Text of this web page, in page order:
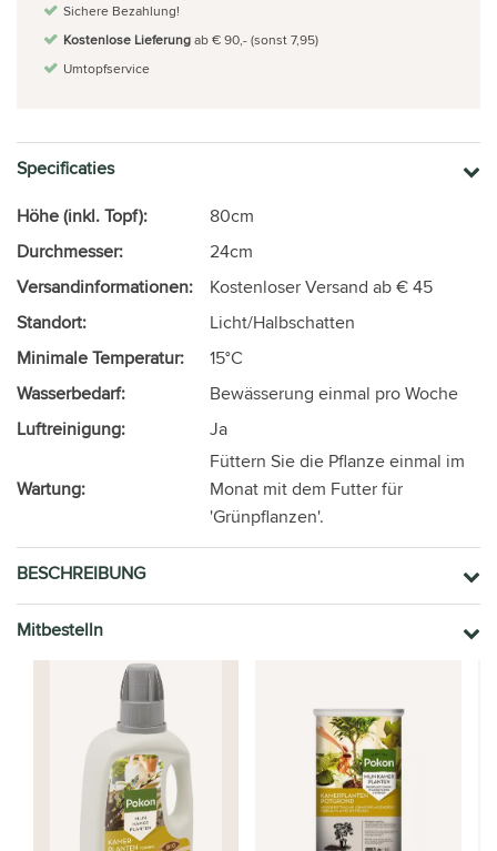
Sichere Bezahlung!
Kostenlose Lieferungab € 90,- (sonst 7,95)
Umtopfservice
Specificaties
Höhe (inkl. Topf):
80cm
Durchmesser:
24cm
Versandinformationen:
Kostenloser Versand ab € 45
Standort:
Licht/Halbschatten
Minimale Temperatur:
15°C
Wasserbedarf:
Bewässerung einmal pro Woche
Luftreinigung:
Ja
Wartung:
Füttern Sie die Pflanze einmal im
Monat mit dem Futter für
'Grünpflanzen'.
BESCHREIBUNG
Mitbestelln